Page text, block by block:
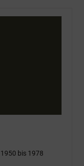
bis 1978